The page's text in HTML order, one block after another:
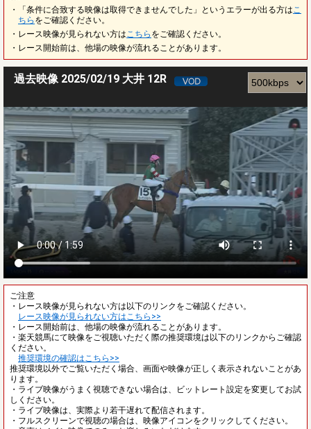
・「条件に合致する映像は取得できませんでした」というエラーが出る方は こ
ちら をご確認ください。
・レース映像が見られない方は こちら をご確認ください。
・レース開始前は、他場の映像が流れることがあります。
過去映像 2025/02/19 大井 12R
ご注意
・レース映像が見られない方は以下のリンクをご確認ください。
レース映像が見られない方はこちら>>
・レース開始前は、他場の映像が流れることがあります。
・楽天競馬にて映像をご視聴いただく際の推奨環境は以下のリンクからご確認
ください。
推奨環境の確認はこちら>>
推奨環境以外でご覧いただく場合、画面や映像が正しく表示されないことがあ
ります。
・ライブ映像がうまく視聴できない場合は、ビットレート設定を変更してお試
しください。
・ライブ映像は、実際より若干遅れて配信されます。
・フルスクリーンで視聴の場合は、映像アイコンをクリックしてください。